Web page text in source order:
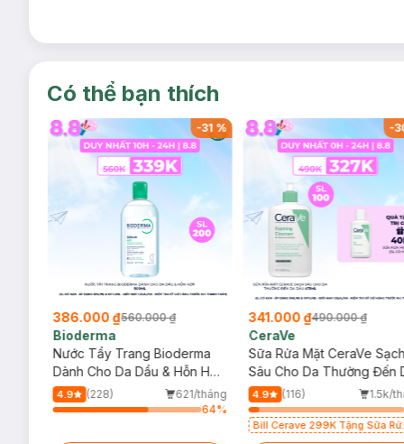
Có thể bạn thích
-31 %
386.000 ₫560.000 ₫
Bioderma
Nước Tẩy Trang Bioderma
Dành Cho Da Dầu & Hỗn Hợp
500ml
4.9 (228)
621/tháng
64%
-
341.000 ₫490.000 ₫
CeraVe
Sữa Rửa Mặt CeraVe
Sâu Cho Da Thường Đến
Dầu 473ml
4.9 (116) 1.5k/
Bill Cerave 299K Tặng Sữa